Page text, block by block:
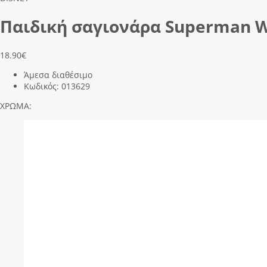
Παιδική σαγιονάρα Superman
18.90€
Άμεσα διαθέσιμο
Κωδικός: 013629
ΧΡΩΜΑ: